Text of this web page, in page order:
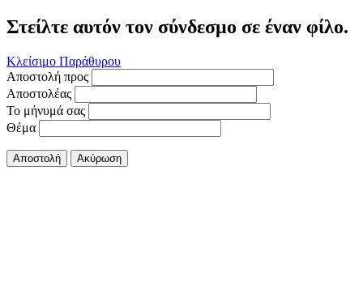
Στείλτε αυτόν τον σύνδεσμο σε έναν φίλο.
Κλείσιμο Παράθυρου
Αποστολή προς
Αποστολέας
Το μήνυμά σας
Θέμα
Αποστολή Ακύρωση